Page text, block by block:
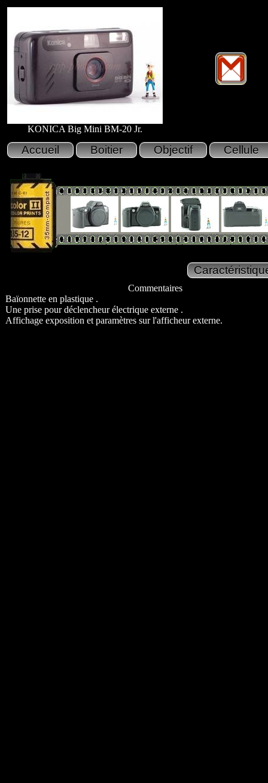
KONICA Big Mini BM-20 Jr.
Commentaires
Baïonnette en plastique .
Une prise pour déclencheur électrique externe .
Affichage exposition et paramètres sur l'afficheur externe.